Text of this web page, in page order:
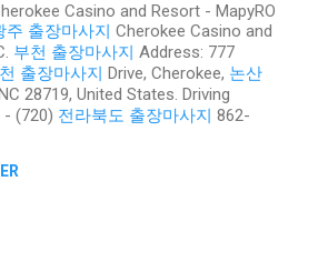
Casino and Resort - MapyRO
주 출장마사지 Cherokee Casino and
부천 출장마사지 Address: 777
출장마사지 Drive, Cherokee, 논산
28719, United States. Driving
(720) 전라북도 출장마사지 862-